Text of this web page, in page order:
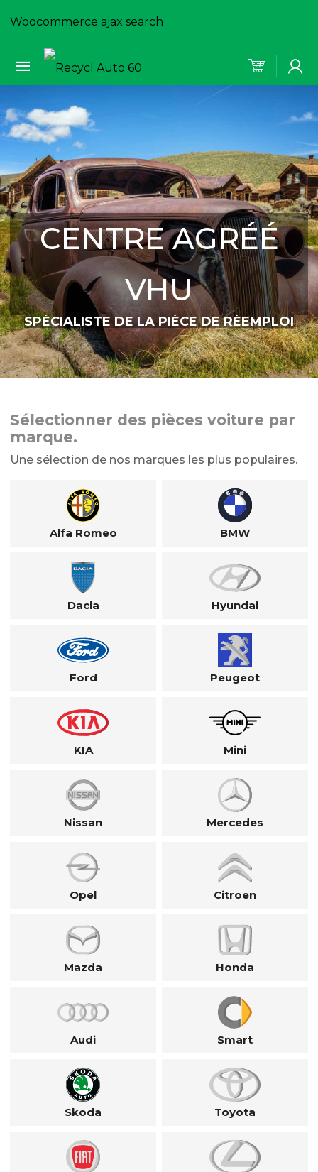
Woocommerce ajax search
CENTRE AGRÉÉ
VHU
SPÉCIALISTE DE LA PIÈCE DE RÉEMPLOI
Sélectionner des pièces voiture par
marque.
Une sélection de nos marques les plus populaires.
Alfa Romeo BMW
Dacia Hyundai
Ford Peugeot
KIA Mini
Nissan Mercedes
Opel Citroen
Mazda Honda
Audi Smart
Skoda Toyota